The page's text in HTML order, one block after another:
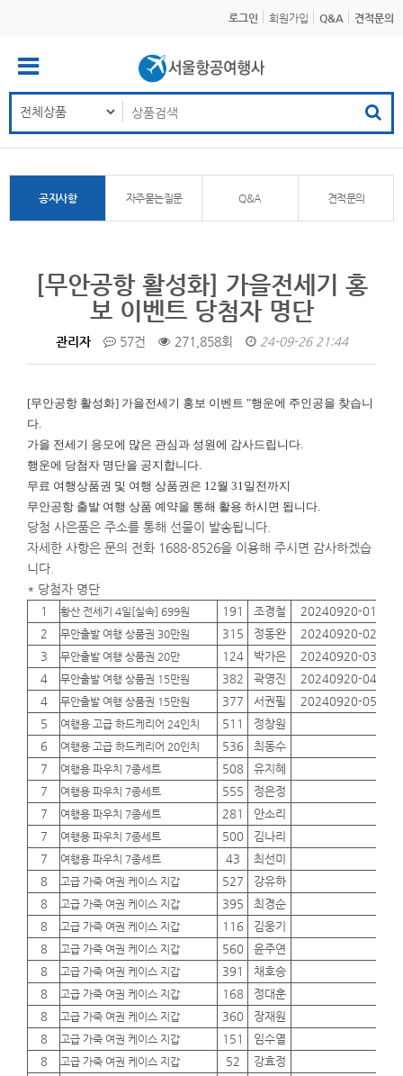
로그인 회원가입 Q&A 견적문의
공지사항 자주묻는질문 Q&A 견적문의
[무안공항 활성화] 가을전세기 홍
보 이벤트 당첨자 명단
관리자 57건 271,858회 24-09-26 21:44
[무안공항 활성화] 가을전세기 홍보 이벤트 "행운에 주인공을 찾습니
다.
가을 전세기 응모에 많은 관심과 성원에 감사드립니다.
행운에 당첨자 명단을 공지합니다.
무료 여행상품권 및 여행 상품권은 12월 31일전까지
무안공항 출발 여행 상품 예약을 통해 활용 하시면 됩니다.
당첨 사은품은 주소를 통해 선물이 발송됩니다.
자세한 사항은 문의 전화 1688-8526을 이용해 주시면 감사하겠습
니다.
* 당첨자 명단
1 황산 전세기 4일[실속] 699원 191 조경철 20240920-01
2
무안출발 여행 상품권 30만원 315 정동완 20240920-02
3
무안출발 여행 상품권 20만 124 박가은 20240920-03
4
무안출발 여행 상품권 15만원 382 곽영진 20240920-04
4
무안출발 여행 상품권 15만원 377 서권필 20240920-05
5
여행용 고급 하드케리어 24인치 511 정창원
6
여행용 고급 하드케리어 20인치 536 최동수
7
여행용 파우치 7종세트 508 유지혜
7
여행용 파우치 7종세트 555 정은정
7
여행용 파우치 7종세트 281 안소리
7
여행용 파우치 7종세트 500 김나리
7
여행용 파우치 7종세트 43 최선미
8
고급 가죽 여권 케이스 지갑 527 강유하
8
고급 가죽 여권 케이스 지갑 395 최경순
8
고급 가죽 여권 케이스 지갑 116 김웅기
8
고급 가죽 여권 케이스 지갑 560 윤주연
8
고급 가죽 여권 케이스 지갑 391 채호승
8
고급 가죽 여권 케이스 지갑 168 정대훈
8
고급 가죽 여권 케이스 지갑 360 장재원
8
고급 가죽 여권 케이스 지갑 151 임수열
8
고급 가죽 여권 케이스 지갑 52 강효정